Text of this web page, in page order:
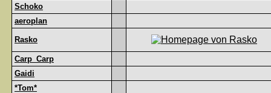
Schoko
aeroplan
Rasko
Carp_Carp
Gaidi
*Tom*